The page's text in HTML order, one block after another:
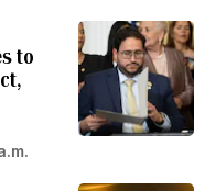
to